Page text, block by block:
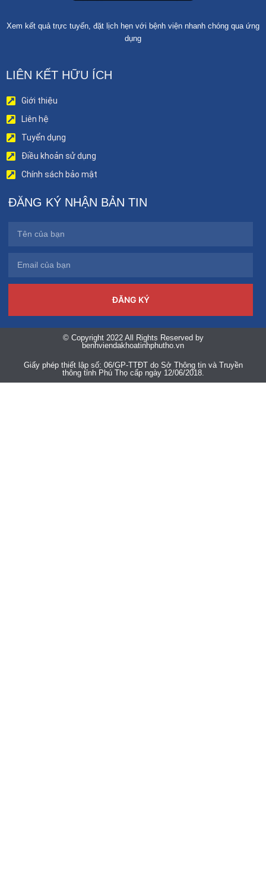
Xem kết quả trực tuyến, đặt lịch hẹn với bệnh viện nhanh chóng qua ứng
dụng
LIÊN KẾT HỮU ÍCH
Giới thiệu
Liên hệ
Tuyển dụng
Điều khoản sử dụng
Chính sách bảo mật
ĐĂNG KÝ NHẬN BẢN TIN
ĐĂNG KÝ
© Copyright 2022 All Rights Reserved by
benhviendakhoatinhphutho.vn
Giấy phép thiết lập số: 06/GP-TTĐT do Sở Thông tin và Truyền
thông tỉnh Phú Thọ cấp ngày 12/06/2018.